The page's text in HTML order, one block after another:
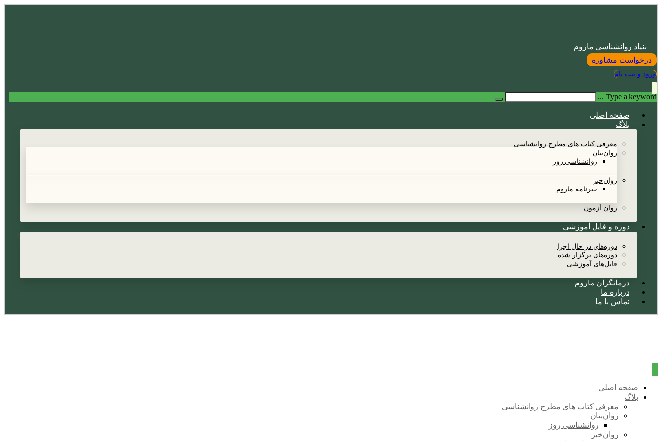
بنیاد روانشناسی ماروم
درخواست مشاوره
ورود و ثبت نام
Type a keyword ...
صفحه اصلی
بلاگ
معرفی کتاب های مطرح روانشناسی
روان‌بیان
روانشناسی روز
روان‌خبر
خبرنامه ماروم
روان آزمون
دوره و فایل آموزشی
دوره‌های در حال اجرا
دوره‌های برگزار شده
فایل‌های آموزشی
درمانگران ماروم
درباره ما
تماس با ما
صفحه اصلی
بلاگ
معرفی کتاب های مطرح روانشناسی
روان‌بیان
روانشناسی روز
روان‌خبر